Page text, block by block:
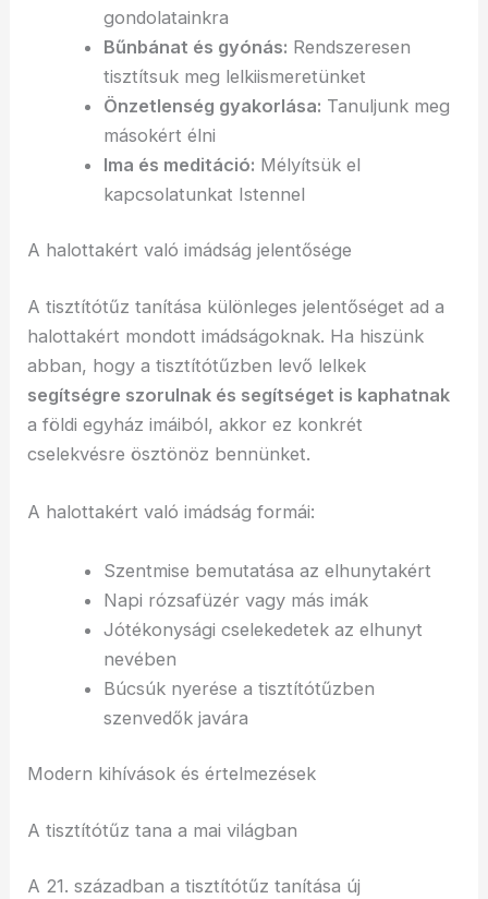
gondolatainkra
Bűnbánat és gyónás: Rendszeresen
tisztítsuk meg lelkiismeretünket
Önzetlenség gyakorlása: Tanuljunk meg
másokért élni
Ima és meditáció: Mélyítsük el
kapcsolatunkat Istennel
A halottakért való imádság jelentősége
A tisztítótűz tanítása különleges jelentőséget ad a
halottakért mondott imádságoknak. Ha hiszünk
abban, hogy a tisztítótűzben levő lelkek
segítségre szorulnak és segítséget is kaphatnak
a földi egyház imáiból, akkor ez konkrét
cselekvésre ösztönöz bennünket.
A halottakért való imádság formái:
Szentmise bemutatása az elhunytakért
Napi rózsafüzér vagy más imák
Jótékonysági cselekedetek az elhunyt
nevében
Búcsúk nyerése a tisztítótűzben
szenvedők javára
Modern kihívások és értelmezések
A tisztítótűz tana a mai világban
A 21. században a tisztítótűz tanítása új